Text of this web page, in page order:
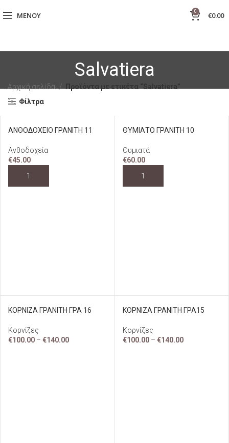
ΜΕΝΟΎ 0 €0.00
Salvatiera
Αρχική σελίδα
Προϊόντα με ετικέτα “Salvatiera”
Φίλτρα
ΑΝΘΟΔΟΧΕΙΟ ΓΡΑΝΙΤΗ 11
Ανθοδοχεία
€45.00
ΘΥΜΙΑΤΟ ΓΡΑΝΙΤΗ 10
Θυμιατά
€60.00
ΚΟΡΝΙΖΑ ΓΡΑΝΙΤΗ ΓΡΑ 16
Κορνίζες
€100.00 – €140.00
ΚΟΡΝΙΖΑ ΓΡΑΝΙΤΗ ΓΡΑ15
Κορνίζες
€100.00 – €140.00